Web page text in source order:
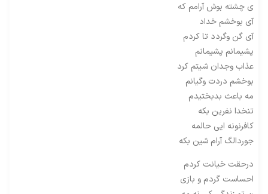
ی چشته بوش آرامم که
آی بوخشم خداد
آی گن وگردد تا کردم
پشیمانم پشیمانم
عذاب وجدان شیتم کرد
بوخشم دردت وگیانم
مه باعث بدبختیدم
تنخدا نفرین بکه
کافرنونه ایی حالمه
جوردالگ آرام شین بکه
درحقت خیانت کردم
احساست گردم و بازی